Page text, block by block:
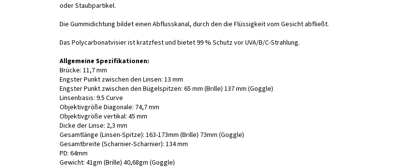
oder Staubpartikel.
Die Gummidichtung bildet einen Abflusskanal, durch den die Flüssigkeit vom Gesicht abfließt.
Das Polycarbonatvisier ist kratzfest und bietet 99 % Schutz vor UVA/B/C-Strahlung.
Allgemeine Spezifikationen:
Brücke: 11,7 mm
Engster Punkt zwischen den Linsen: 13 mm
Engster Punkt zwischen den Bügelspitzen: 65 mm (Brille) 137 mm (Goggle)
Linsenbasis: 9.5 Curve
Objektivgröße Diagonale: 74,7 mm
Objektivgröße vertikal: 45 mm
Dicke der Linse: 2,3 mm
Gesamtlänge (Linsen-Spitze): 163-173mm (Brille) 73mm (Goggle)
Gesamtbreite (Scharnier-Scharnier): 134 mm
PD: 64mm
Gewicht: 41gm (Brille) 40,68gm (Goggle)